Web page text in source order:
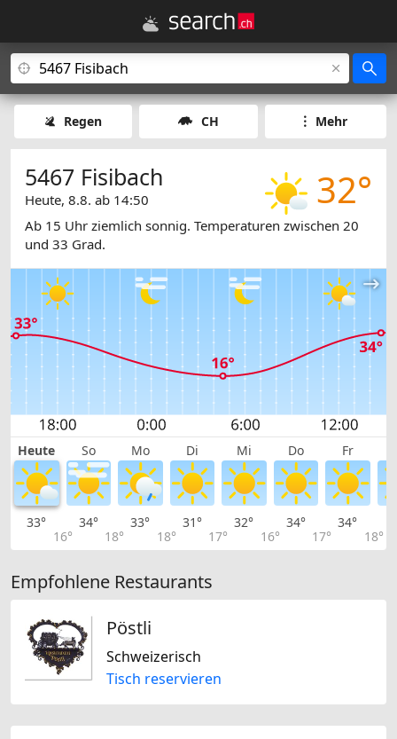
Regen CH Mehr
32°
5467 Fisibach
Heute, 8.8. ab 14:50
Ab 15 Uhr ziemlich sonnig. Temperaturen zwischen 20
und 33 Grad.
Heute So Mo Di Mi Do Fr
33°
16°
34°
18°
33°
18°
31°
17°
32°
16°
34°
17°
34°
18°
Empfohlene Restaurants
Pöstli
Schweizerisch
Tisch reservieren